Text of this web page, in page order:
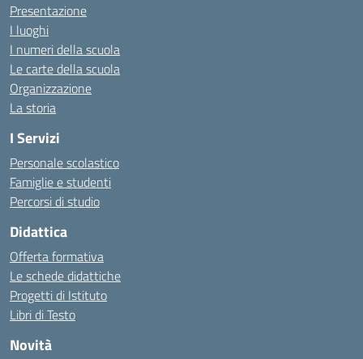
Presentazione
I luoghi
I numeri della scuola
Le carte della scuola
Organizzazione
La storia
I Servizi
Personale scolastico
Famiglie e studenti
Percorsi di studio
Didattica
Offerta formativa
Le schede didattiche
Progetti di Istituto
Libri di Testo
Novità